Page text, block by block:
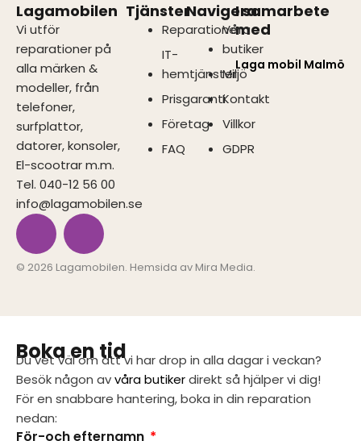
Lagamobilen
Vi utför
reparationer på
alla märken &
modeller, från
telefoner,
surfplattor,
datorer, konsoler,
El-scootrar m.m.
Tel. 040-12 56 00
info@lagamobilen.se
I
n
s
t
a
F
a
c
e
b
Tjänster
Reparationer
IT-
hemtjänster
Prisgaranti
Företag
FAQ
Navigera
Våra
butiker
Miljö
Kontakt
Villkor
GDPR
I samarbete
med
Laga mobil Malmö
© 2026 Lagamobilen. Hemsida av Mira Media.
Boka en tid
Du vet väl om att vi har drop in alla dagar i veckan?
Besök någon avvåra butikerdirekt så hjälper vi dig!
För en snabbare hantering, boka in din reparation
nedan:
För-och efternamn